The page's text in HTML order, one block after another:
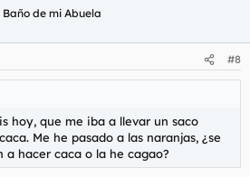
de mi Abuela
#8
hoy, que me iba a llevar un saco
Me he pasado a las naranjas, ¿se
a hacer caca o la he cagao?